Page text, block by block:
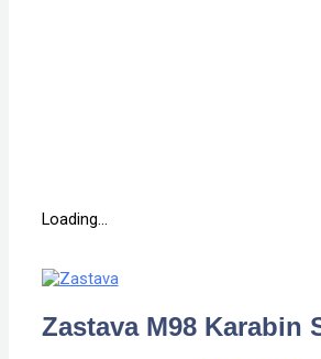
Loading...
Zastava M98 Karabin